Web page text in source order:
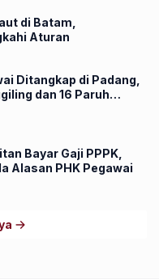
di Batam,
Aturan
Ditangkap di Padang,
dan 16 Paruh
Bayar Gaji PPPK,
Alasan PHK Pegawai